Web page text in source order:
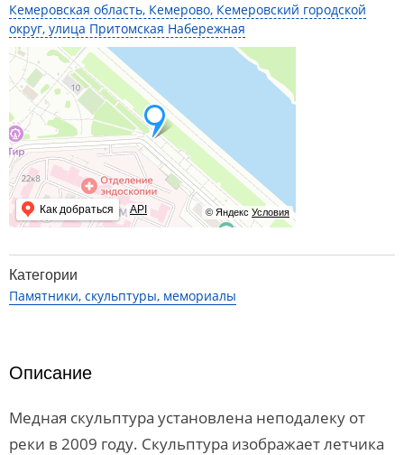
Кемеровская область, Кемерово, Кемеровский городской
округ, улица Притомская Набережная
© Яндекс Условия
Как добраться API
Категории
Памятники, скульптуры, мемориалы
Описание
Медная скульптура установлена неподалеку от
реки в 2009 году. Скульптура изображает летчика